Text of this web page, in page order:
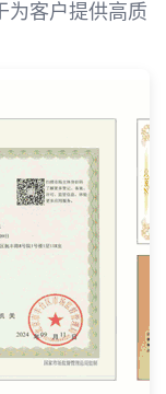
为客户提供高质